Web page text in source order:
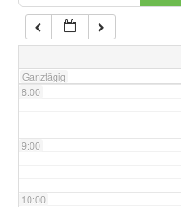
Ganztägig
7:00
8:00
9:00
10:00